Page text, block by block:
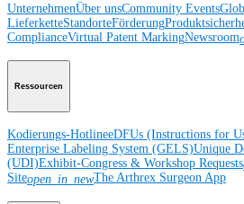
UnternehmenÜber unsCommunity Events
LieferketteStandorteFörderung
ComplianceVirtual Patent MarkingNewsroom
Ressourcen
Kodierungs-HotlineeDFUs (Instructions for
Enterprise Labeling System (GELS)Unique
(UDI)Exhibit-Congress & Workshop Requests
Siteopen_in_newThe Arthrex Surgeon App